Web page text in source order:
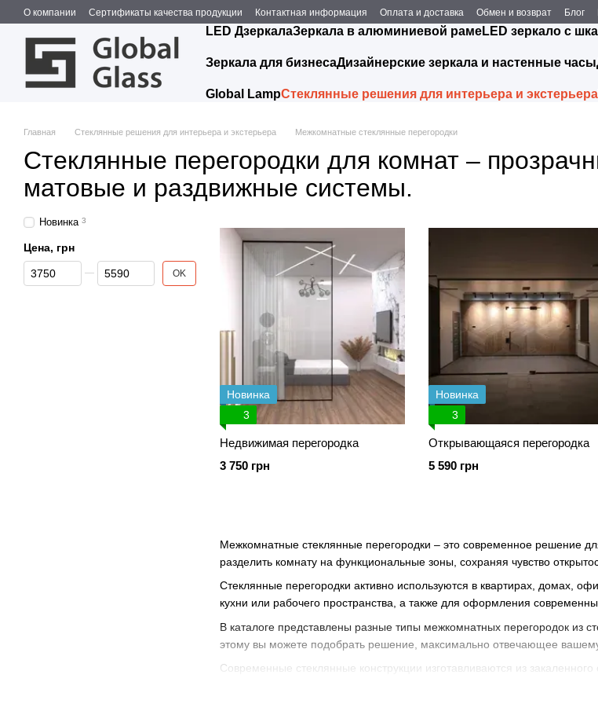
Перейти к основному контенту
О компании Сертификаты качества продукции Контактная информация Оплата и доставка Обмен и возврат Блог
LED ДзеркалаЗеркала в алюминиевой рамеLED зеркало с
Зеркала для бизнесаДизайнерские зеркала и настенные часы
Global LampСтеклянные решения для интерьера и экстерьера
Главная Стеклянные решения для интерьера и экстерьера Межкомнатные стеклянные перегородки
Стеклянные перегородки для комнат –
матовые и раздвижные системы.
Межкомнатные стеклянные перегородки – это современное решение
разделить комнату на функциональные зоны, сохраняя чувство
Стеклянные перегородки активно используются в квартирах, домах,
кухни или рабочего пространства, а также для оформления
В каталоге представлены разные типы межкомнатных перегородок из
этому вы можете подобрать решение, максимально отвечающее
Современные стеклянные конструкции изготавливаются из
Новинка
3
Недвижимая перегородка
3 750 грн
Новинка
3
Открывающаяся перегородка
5 590 грн
Новинка 3
Цена, грн
От Цена, грн
До Цена, грн OK